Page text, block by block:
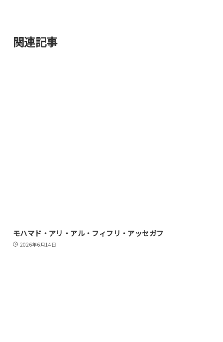
関連記事
モハマド・アリ・アル・フィフリ・アッセガフ
2026年6月14日